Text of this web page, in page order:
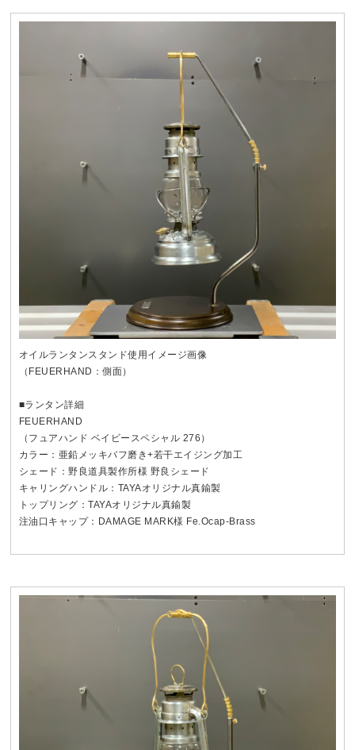
オイルランタンスタンド使用イメージ画像
（FEUERHAND：側面）
■ランタン詳細
FEUERHAND
（フュアハンド ベイビースペシャル 276）
カラー：亜鉛メッキバフ磨き+若干エイジング加工
シェード：野良道具製作所様 野良シェード
キャリングハンドル：TAYAオリジナル真鍮製
トップリング：TAYAオリジナル真鍮製
注油口キャップ：DAMAGE MARK様 Fe.Ocap-Brass